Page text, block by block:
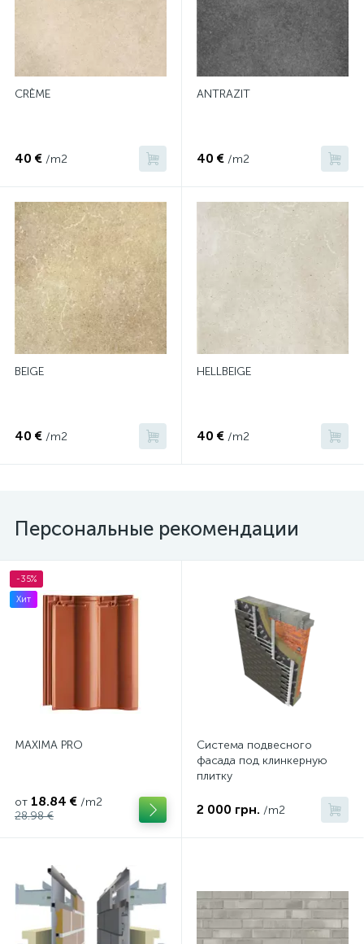
CRÈME
40 € /m2
ANTRAZIT
40 € /m2
BEIGE
40 € /m2
HELLBEIGE
40 € /m2
Персональные рекомендации
-35%
Хит
MAXIMA PRO
от 18.84 € /m2
28.98 €
Система подвесного
фасада под клинкерную
плитку
2 000 грн. /m2